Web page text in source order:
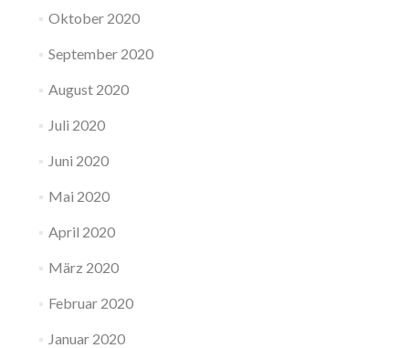
Oktober 2020
September 2020
August 2020
Juli 2020
Juni 2020
Mai 2020
April 2020
März 2020
Februar 2020
Januar 2020